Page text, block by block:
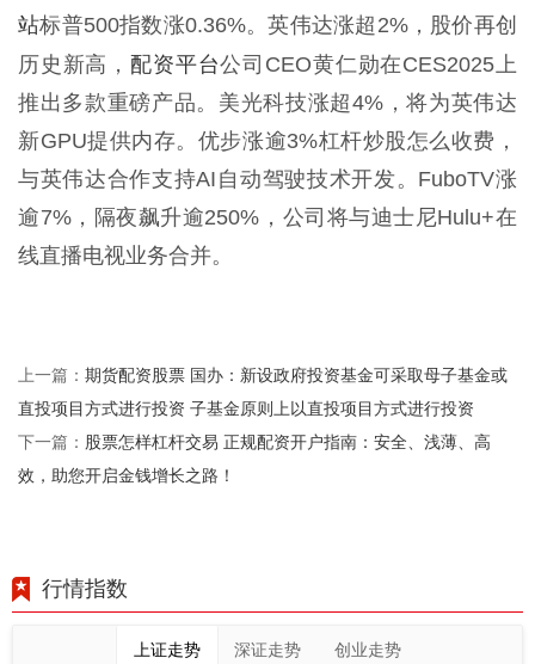
站标普500指数涨0.36%。英伟达涨超2%，股价再创
历史新高，配资平台公司CEO黄仁勋在CES2025上
推出多款重磅产品。美光科技涨超4%，将为英伟达
新GPU提供内存。优步涨逾3%杠杆炒股怎么收费，
与英伟达合作支持AI自动驾驶技术开发。FuboTV涨
逾7%，隔夜飙升逾250%，公司将与迪士尼Hulu+在
线直播电视业务合并。
上一篇： 期货配资股票 国办：新设政府投资基金可采取母子基金或
直投项目方式进行投资 子基金原则上以直投项目方式进行投资
下一篇： 股票怎样杠杆交易 正规配资开户指南：安全、浅薄、高
效，助您开启金钱增长之路！
行情指数
上证走势 深证走势 创业走势